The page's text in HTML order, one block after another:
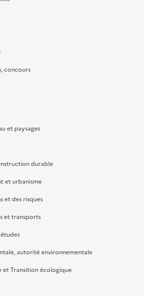
concours
et paysages
durable
et urbanisme
et des risques
et transports
autorité environnementale
Transition écologique